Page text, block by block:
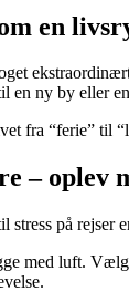
en
en ny by eller
fra “ferie” til
– oplev
stress på
med luft.